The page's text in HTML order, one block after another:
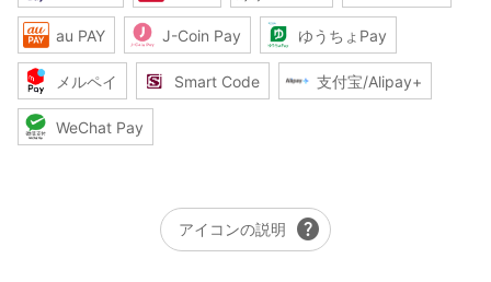
au PAY J-Coin Pay ゆうちょPay
メルペイ Smart Code 支付宝/Alipay+
WeChat Pay
アイコンの説明 help